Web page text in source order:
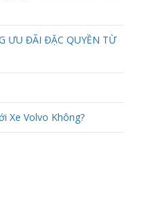
ƯU ĐÃI ĐẶC QUYỀN TỪ
Xe Volvo Không?